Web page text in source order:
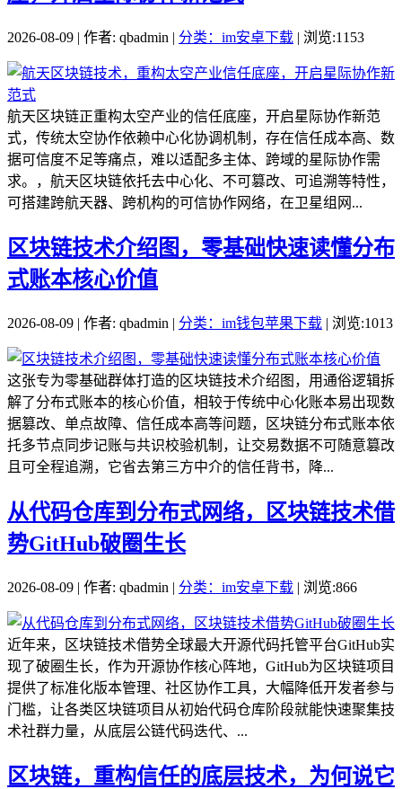
2026-08-09 | 作者: qbadmin | 分类：im安卓下载 | 浏览:1153
航天区块链正重构太空产业的信任底座，开启星际协作新范
式，传统太空协作依赖中心化协调机制，存在信任成本高、数
据可信度不足等痛点，难以适配多主体、跨域的星际协作需
求。，航天区块链依托去中心化、不可篡改、可追溯等特性，
可搭建跨航天器、跨机构的可信协作网络，在卫星组网...
区块链技术介绍图，零基础快速读懂分布
式账本核心价值
2026-08-09 | 作者: qbadmin | 分类：im钱包苹果下载 | 浏览:1013
这张专为零基础群体打造的区块链技术介绍图，用通俗逻辑拆
解了分布式账本的核心价值，相较于传统中心化账本易出现数
据篡改、单点故障、信任成本高等问题，区块链分布式账本依
托多节点同步记账与共识校验机制，让交易数据不可随意篡改
且可全程追溯，它省去第三方中介的信任背书，降...
从代码仓库到分布式网络，区块链技术借
势GitHub破圈生长
2026-08-09 | 作者: qbadmin | 分类：im安卓下载 | 浏览:866
近年来，区块链技术借势全球最大开源代码托管平台GitHub实
现了破圈生长，作为开源协作核心阵地，GitHub为区块链项目
提供了标准化版本管理、社区协作工具，大幅降低开发者参与
门槛，让各类区块链项目从初始代码仓库阶段就能快速聚集技
术社群力量，从底层公链代码迭代、...
区块链，重构信任的底层技术，为何说它